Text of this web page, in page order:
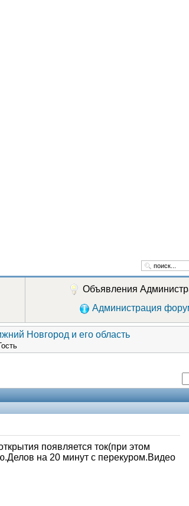
Объявления
Администрация
Новгород и его область
появляется ток(при этом
на 20 минут с перекуром.Видео